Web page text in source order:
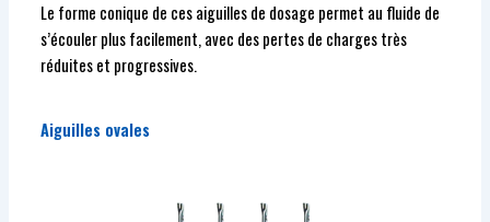
Le forme conique de ces aiguilles de dosage permet au fluide de
s’écouler plus facilement, avec des pertes de charges très
réduites et progressives.
Aiguilles ovales